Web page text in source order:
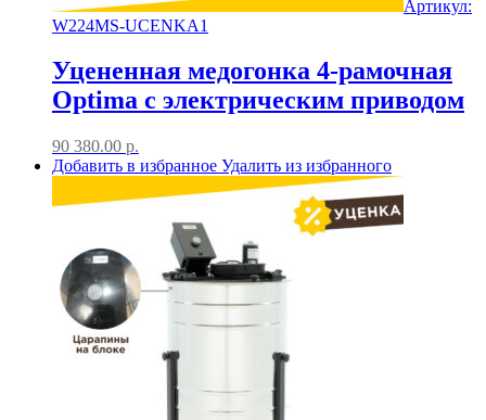
Артикул:
W224MS-UCENKA1
Уцененная медогонка 4-рамочная
Optima с электрическим приводом
90 380.00 р.
Добавить в избранное Удалить из избранного